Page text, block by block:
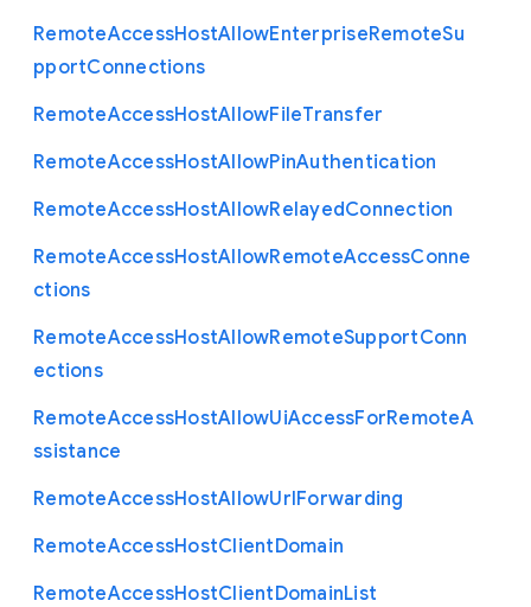
RemoteAccessHostAllowEnterpriseRemoteSu
pportConnections
RemoteAccessHostAllowFileTransfer
RemoteAccessHostAllowPinAuthentication
RemoteAccessHostAllowRelayedConnection
RemoteAccessHostAllowRemoteAccessConne
ctions
RemoteAccessHostAllowRemoteSupportConn
ections
RemoteAccessHostAllowUiAccessForRemoteA
ssistance
RemoteAccessHostAllowUrlForwarding
RemoteAccessHostClientDomain
RemoteAccessHostClientDomainList